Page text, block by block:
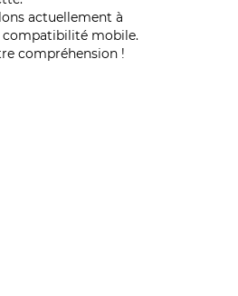
actuellement à
compatibilité mobile.
compréhension !